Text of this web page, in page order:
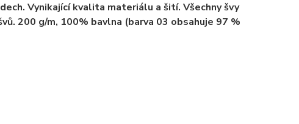
Vynikající kvalita materiálu a šití. Všechny švy
200 g/m, 100% bavlna (barva 03 obsahuje 97 %